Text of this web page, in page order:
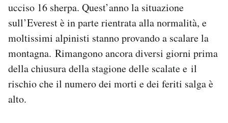
ucciso 16 sherpa. Quest’anno la situazione
sull’Everest è in parte rientrata alla normalità, e
moltissimi alpinisti stanno provando a scalare la
montagna. Rimangono ancora diversi giorni prima
della chiusura della stagione delle scalate e il
rischio che il numero dei morti e dei feriti salga è
alto.